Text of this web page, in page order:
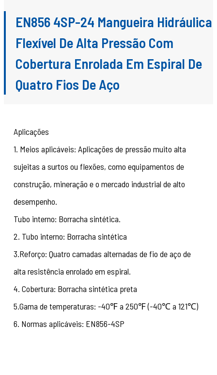
EN856 4SP-24 Mangueira Hidráulica
Flexível De Alta Pressão Com
Cobertura Enrolada Em Espiral De
Quatro Fios De Aço
Aplicações
1. Meios aplicáveis: Aplicações de pressão muito alta
sujeitas a surtos ou flexões, como equipamentos de
construção, mineração e o mercado industrial de alto
desempenho.
Tubo interno: Borracha sintética.
2. Tubo interno: Borracha sintética
3.Reforço: Quatro camadas alternadas de fio de aço de
alta resistência enrolado em espiral.
4. Cobertura: Borracha sintética preta
5.Gama de temperaturas: -40℉ a 250℉ (-40℃ a 121℃)
6. Normas aplicáveis: EN856-4SP